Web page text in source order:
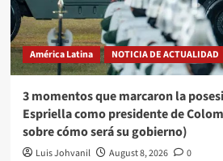
América Latina NOTICIA DE ACTUALIDAD
3 momentos que marcaron la
Espriella como presidente de
sobre cómo será su gobierno)
Luis Johvanil August 8, 2026 0